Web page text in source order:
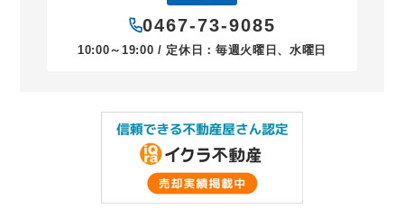
0467-73-9085
10:00～19:00 / 定休日：毎週火曜日、水曜日